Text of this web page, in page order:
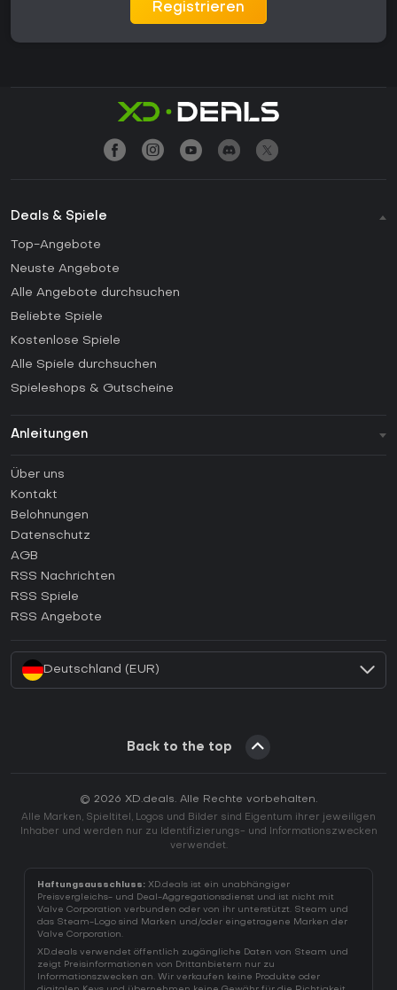
Registrieren
Deals & Spiele
Top-Angebote
Neuste Angebote
Alle Angebote durchsuchen
Beliebte Spiele
Kostenlose Spiele
Alle Spiele durchsuchen
Spieleshops & Gutscheine
Anleitungen
Anleitungen
Wie aktiviert man einen Steam CD Key?
Wie aktiviert man einen Epic Games CD Key?
Wie aktiviert man einen GOG CD Key?
Wie aktiviert man einen Ubisoft Connect CD Key?
Über uns
Kontakt
Belohnungen
Datenschutz
AGB
RSS Nachrichten
RSS Spiele
RSS Angebote
Deutschland (EUR)
Back to the top
© 2026 XD.deals. Alle Rechte vorbehalten.
Alle Marken, Spieltitel, Logos und Bilder sind Eigentum ihrer jeweiligen
Inhaber und werden nur zu Identifizierungs- und Informationszwecken
verwendet.
Haftungsausschluss: XD.deals ist ein unabhängiger
Preisvergleichs- und Deal-Aggregationsdienst und ist nicht mit
Valve Corporation verbunden oder von ihr unterstützt. Steam und
das Steam-Logo sind Marken und/oder eingetragene Marken der
Valve Corporation.
XD.deals verwendet öffentlich zugängliche Daten von Steam und
zeigt Preisinformationen von Drittanbietern nur zu
Informationszwecken an. Wir verkaufen keine Produkte oder